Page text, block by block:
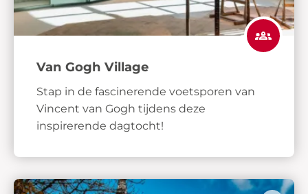
Van Gogh Village
Stap in de fascinerende voetsporen van
Vincent van Gogh tijdens deze
inspirerende dagtocht!